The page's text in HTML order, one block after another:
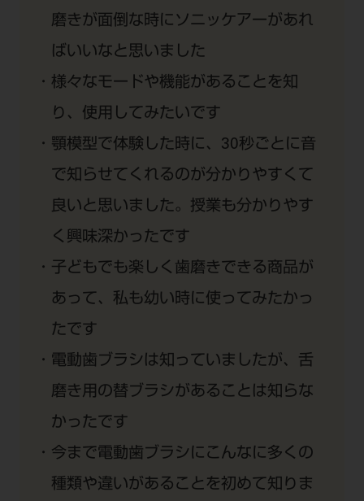
磨きが面倒な時にソニッケアーがあれ
ばいいなと思いました
様々なモードや機能があることを知
り、使用してみたいです
顎模型で体験した時に、30秒ごとに音
で知らせてくれるのが分かりやすくて
良いと思いました。授業も分かりやす
く興味深かったです
子どもでも楽しく歯磨きできる商品が
あって、私も幼い時に使ってみたかっ
たです
電動歯ブラシは知っていましたが、舌
磨き用の替ブラシがあることは知らな
かったです
今まで電動歯ブラシにこんなに多くの
種類や違いがあることを初めて知りま